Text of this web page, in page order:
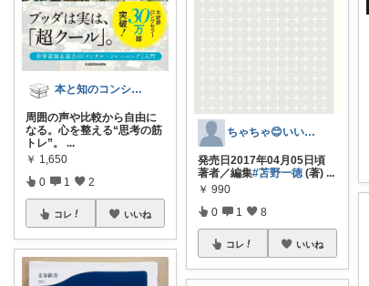
本と知のコンシェルジュ📚
周囲の声や比較から自由に
なる。心を整える“思考の筋
トレ”。 ...
￥ 1,650
0 1 2
コレ いいね
ちゃちゃ😊いいね!見てね😊
発売日2017年04月05日頃
著者／編集#苫野一徳 (著)...
￥ 990
0 1 8
コレ いいね